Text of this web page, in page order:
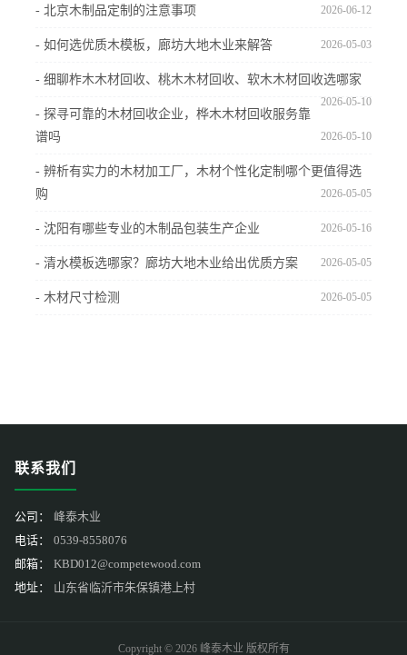
- 北京木制品定制的注意事项 2026-06-12
- 如何选优质木模板，廊坊大地木业来解答 2026-05-03
- 细聊柞木木材回收、桃木木材回收、软木木材回收选哪家
2026-05-10
- 探寻可靠的木材回收企业，桦木木材回收服务靠
谱吗
2026-05-10
- 辨析有实力的木材加工厂，木材个性化定制哪个更值得选
购
2026-05-05
- 沈阳有哪些专业的木制品包装生产企业 2026-05-16
- 清水模板选哪家？廊坊大地木业给出优质方案 2026-05-05
- 木材尺寸检测 2026-05-05
联系我们
公司：
峰泰木业
电话：
0539-8558076
邮箱：
KBD012@competewood.com
地址：
山东省临沂市朱保镇港上村
Copyright © 2026 峰泰木业 版权所有